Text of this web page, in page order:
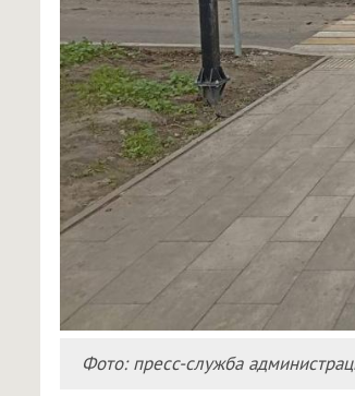
Фото: пресс-служба